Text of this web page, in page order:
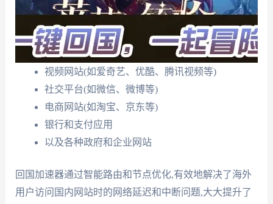
视频网站(如爱奇艺、优酷、腾讯视频等)
社交平台(如微信、微博等)
电商网站(如淘宝、京东等)
银行和支付应用
以及各种政府和企业网站
回国加速器通过智能路由和节点优化,有效地解决了海外
用户访问国内网站时的网络延迟和中断问题,大大提升了